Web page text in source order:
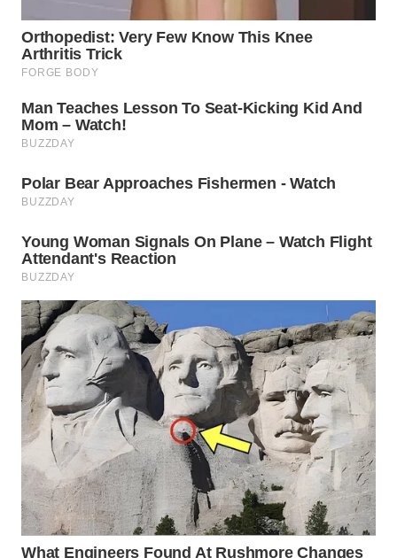
WN
DEPOK
WN
TAPANULI
WN
WN
LAWAS
WN
SUMEDANG
WN
CIANJUR
WN
KEPULAUAN
SERIBU